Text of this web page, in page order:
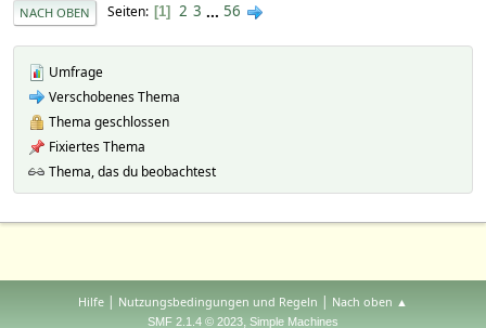
NACH OBEN Seiten 1 2 3 ... 56
Umfrage
Verschobenes Thema
Thema geschlossen
Fixiertes Thema
Thema, das du beobachtest
Hilfe | Nutzungsbedingungen und Regeln | Nach oben ▲
SMF 2.1.4 © 2023, Simple Machines